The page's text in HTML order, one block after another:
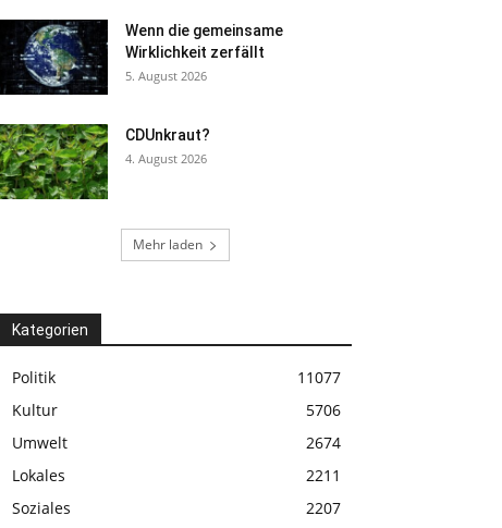
Wenn die gemeinsame
Wirklichkeit zerfällt
5. August 2026
CDUnkraut?
4. August 2026
Mehr laden
Kategorien
Politik
11077
Kultur
5706
Umwelt
2674
Lokales
2211
Soziales
2207